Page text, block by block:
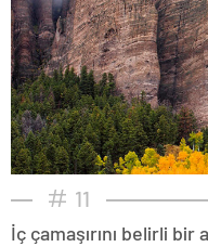
11
İç çamaşırını belirli